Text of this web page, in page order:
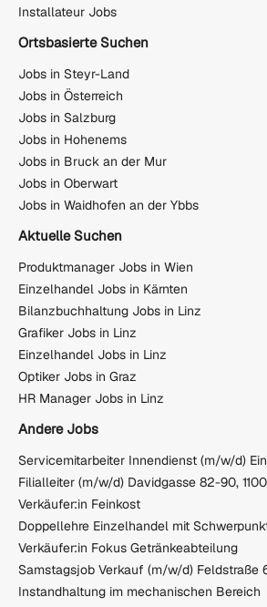
Installateur Jobs
Ortsbasierte Suchen
Jobs in Steyr-Land
Jobs in Österreich
Jobs in Salzburg
Jobs in Hohenems
Jobs in Bruck an der Mur
Jobs in Oberwart
Jobs in Waidhofen an der Ybbs
Aktuelle Suchen
Produktmanager Jobs in Wien
Einzelhandel Jobs in Kärnten
Bilanzbuchhaltung Jobs in Linz
Grafiker Jobs in Linz
Einzelhandel Jobs in Linz
Optiker Jobs in Graz
HR Manager Jobs in Linz
Andere Jobs
Filialleiter (m/w/d) Davidgasse 82-90,
Verkäufer:in Feinkost
Verkäufer:in Fokus Getränkeabteilung
Samstagsjob Verkauf (m/w/d) Feldstraße
Instandhaltung im mechanischen Bereich